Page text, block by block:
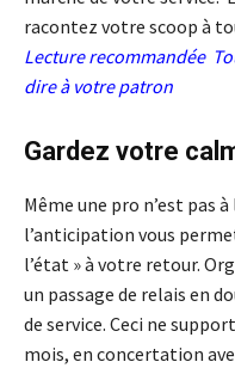
racontez votre scoop à
Lecture recommandée
dire à votre patron
Gardez votre
Même une pro n’est pas
l’anticipation vous
l’état » à votre retour.
un passage de relais en
de service. Ceci ne
mois, en concertation